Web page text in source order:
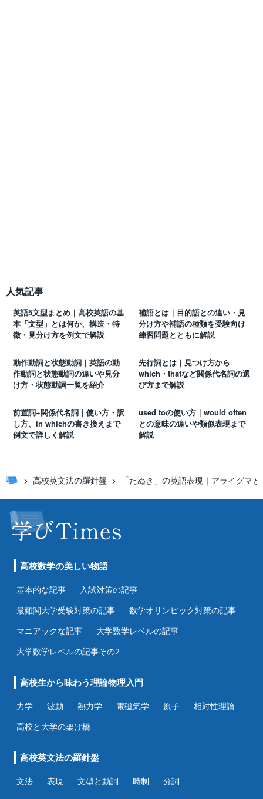
人気記事
英語5文型まとめ｜高校英語の基
本「文型」とは何か、構造・特
徴・見分け方を例文で解説
補語とは｜目的語との違い・見
分け方や補語の種類を受験向け
練習問題とともに解説
動作動詞と状態動詞｜英語の動
作動詞と状態動詞の違いや見分
け方・状態動詞一覧を紹介
先行詞とは｜見つけ方から
which・thatなど関係代名詞の選
び方まで解説
前置詞+関係代名詞｜使い方・訳
し方、in whichの書き換えまで
例文で詳しく解説
used toの使い方｜would often
との意味の違いや類似表現まで
解説
高校英文法の羅針盤 「たぬき」の英語表現｜アライグマ
高校数学の美しい物語
基本的な記事
入試対策の記事
最難関大学受験対策の記事
数学オリンピック対策の記事
マニアックな記事
大学数学レベルの記事
大学数学レベルの記事その2
高校生から味わう理論物理入門
力学 波動 熱力学 電磁気学 原子
相対性理論
高校と大学の架け橋
高校英文法の羅針盤
文法 表現 文型と動詞 時制 分詞